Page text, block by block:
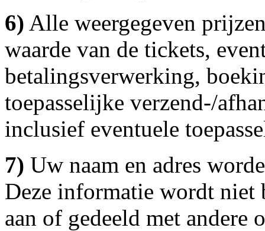
6) Alle weergegeven
waarde van de tickets,
betalingsverwerking,
toepasselijke verzend-/
inclusief eventuele
7) Uw naam en adres
Deze informatie wordt niet
aan of gedeeld met andere